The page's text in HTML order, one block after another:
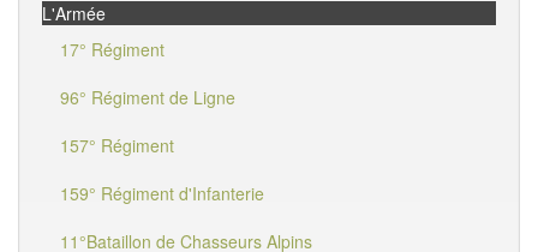
L'Armée
17° Régiment
96° Régiment de Ligne
157° Régiment
159° Régiment d'Infanterie
11°Bataillon de Chasseurs Alpins